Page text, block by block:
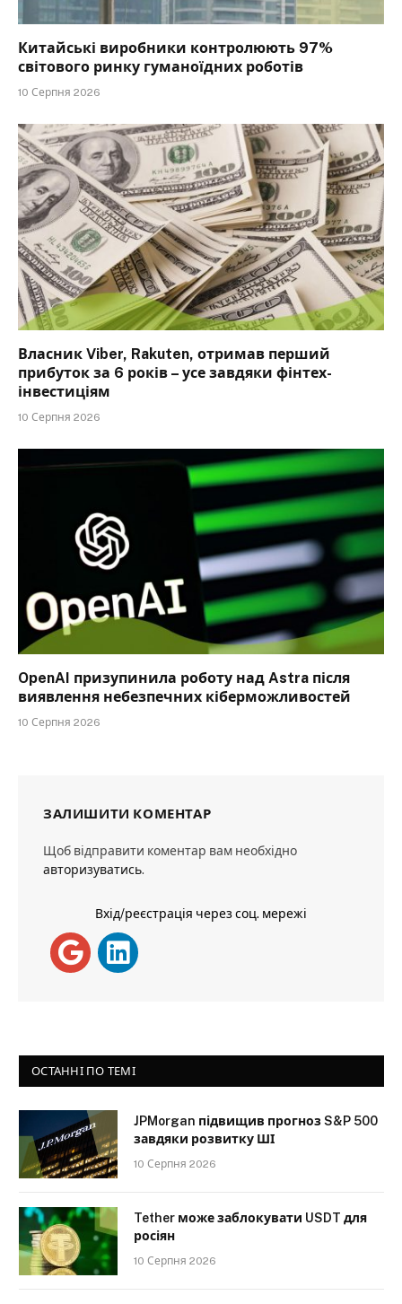
Китайські виробники контролюють 97%
світового ринку гуманоїдних роботів
10 Серпня 2026
Власник Viber, Rakuten, отримав перший
прибуток за 6 років – усе завдяки фінтех-
інвестиціям
10 Серпня 2026
OpenAI призупинила роботу над Astra після
виявлення небезпечних кіберможливостей
10 Серпня 2026
ЗАЛИШИТИ КОМЕНТАР
Щоб відправити коментар вам необхідно
авторизуватись.
Вхід/реєстрація через соц. мережі
ОСТАННІ ПО ТЕМІ
JPMorgan підвищив прогноз S&P 500
завдяки розвитку ШІ
10 Серпня 2026
Tether може заблокувати USDT для
росіян
10 Серпня 2026